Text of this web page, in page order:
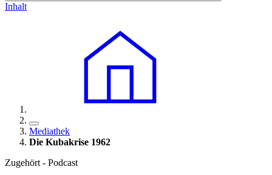
Inhalt
Mediathek
Die Kubakrise 1962
Zugehört - Podcast